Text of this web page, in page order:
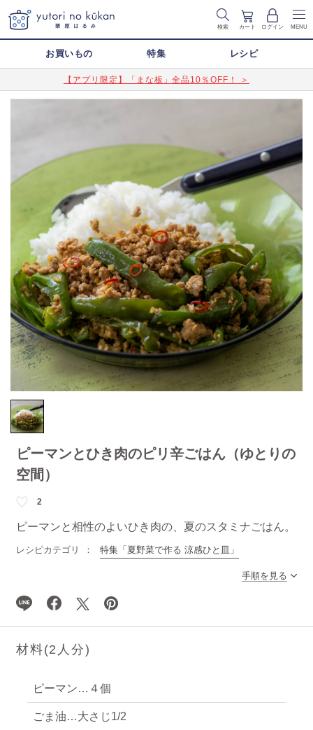
検索 カート ログイン MENU
お買いもの 特集 レシピ
【アプリ限定】「まな板」全品10％OFF！ ＞
ピーマンとひき肉のピリ辛ごはん（ゆとりの
空間）
2
ピーマンと相性のよいひき肉の、夏のスタミナごはん。
レシピカテゴリ 特集「夏野菜で作る 涼感ひと皿」
手順を見る
材料(2 人分)
ピーマン…４個
ごま油…大さじ1/2